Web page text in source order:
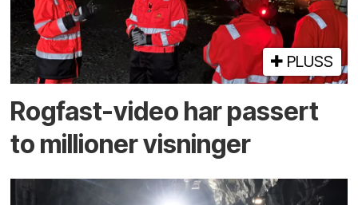
PLUSS
Rogfast-video har passert
to millioner visninger